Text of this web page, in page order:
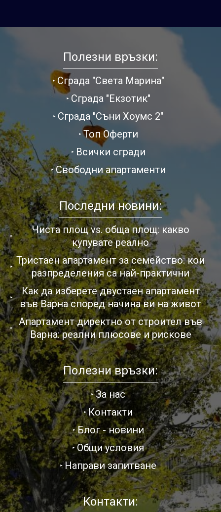
Полезни връзки:
Сграда "Света Марина"
Сграда "Екзотик"
Сграда "Съни Хоумс 2"
Топ Оферти
Всички сгради
Свободни апартаменти
Последни новини:
Чиста площ vs. обща площ: какво
купувате реално
Тристаен апартамент за семейство: кои
разпределения са най-практични
Как да изберете двустаен апартамент
във Варна според начина ви на живот
Апартамент директно от строител във
Варна: реални плюсове и рискове
Полезни връзки:
За нас
Контакти
Блог - новини
Общи условия
Направи запитване
Контакти: